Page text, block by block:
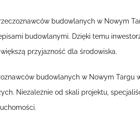
budowlanych w Nowym
budowlanymi. Dzięki temu
przyjazność dla środowiska.
budowlanych w Nowym Targu
Niezależnie od skali projektu,